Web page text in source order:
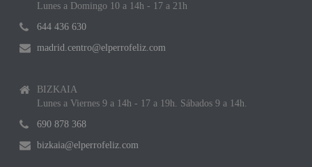
Lunes a Domingo 10 a 14h - 17 a 21h
644 436 630
madrid.centro@elperrofeliz.com
BIZKAIA
Lunes a Viernes 9 a 14h - 17 a 19h. Sábados 9 a 14h.
690 878 368
bizkaia@elperrofeliz.com